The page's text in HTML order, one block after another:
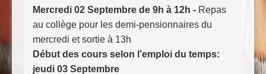
Mercredi 02 Septembre de 9h à 12h - Repas
au collège pour les demi-pensionnaires du
mercredi et sortie à 13h
Début des cours selon l’emploi du temps:
jeudi 03 Septembre